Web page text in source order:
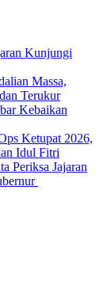
Kunjungi
Massa,
Terukur
Kebaikan
Ketupat 2026,
Idul Fitri
Periksa Jajaran